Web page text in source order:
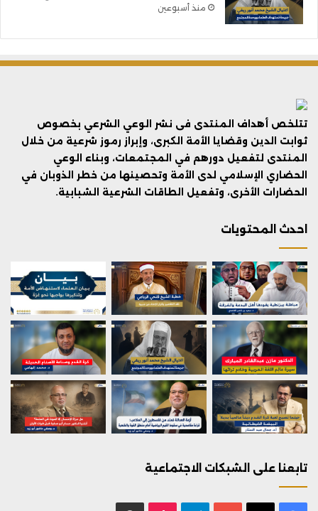
منذ أسبوعين
تتلخص أهداف المنتدى فى نشر الوعي الشرعي بخصوص
ثوابت الدين وقضايا الأمة الكبرى، وإبراز رموز شرعية من خلال
المنتدى لتفعيل دورهم في المجتمعات، وبناء الوعي
الحضاري الإسلامي لدى الأمة وتحصينها من خطر الذوبان في
الحضارات الأخرى، وتفعيل الطاقات الشرعية الشبابية.
احدث المحتويات
تابعنا على الشبكات الاجتماعية